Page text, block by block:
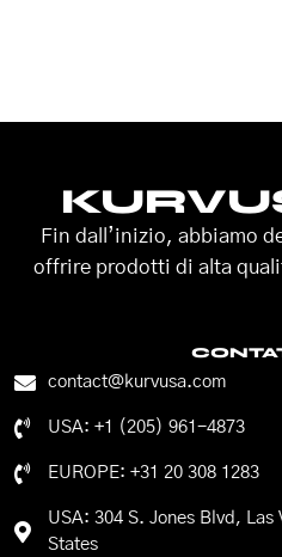
Fin dall’inizio, abbiamo
offrire prodotti di alta
contact@kurvusa.com
USA: +1 (205) 961-4873
EUROPE: +31 20 308 1283
USA: 304 S. Jones Blvd,
States